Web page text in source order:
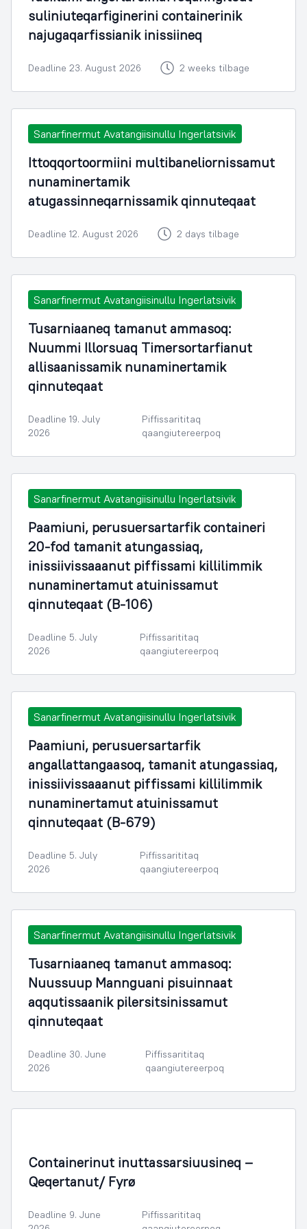
suliniuteqarfiginerini containerinik
najugaqarfissianik inissiineq
Deadline 23. August 2026 2 weeks tilbage
Sanarfinermut Avatangiisinullu Ingerlatsivik
Ittoqqortoormiini multibaneliornissamut
nunaminertamik
atugassinneqarnissamik qinnuteqaat
Deadline 12. August 2026 2 days tilbage
Sanarfinermut Avatangiisinullu Ingerlatsivik
Tusarniaaneq tamanut ammasoq:
Nuummi Illorsuaq Timersortarfianut
allisaanissamik nunaminertamik
qinnuteqaat
Deadline 19. July
2026
Piffissarititaq
qaangiutereerpoq
Sanarfinermut Avatangiisinullu Ingerlatsivik
Paamiuni, perusuersartarfik containeri
20-fod tamanit atungassiaq,
inissiivissaaanut piffissami killilimmik
nunaminertamut atuinissamut
qinnuteqaat (B-106)
Deadline 5. July
2026
Piffissarititaq
qaangiutereerpoq
Sanarfinermut Avatangiisinullu Ingerlatsivik
Paamiuni, perusuersartarfik
angallattangaasoq, tamanit atungassiaq,
inissiivissaaanut piffissami killilimmik
nunaminertamut atuinissamut
qinnuteqaat (B-679)
Deadline 5. July
2026
Piffissarititaq
qaangiutereerpoq
Sanarfinermut Avatangiisinullu Ingerlatsivik
Tusarniaaneq tamanut ammasoq:
Nuussuup Mannguani pisuinnaat
aqqutissaanik pilersitsinissamut
qinnuteqaat
Deadline 30. June
2026
Piffissarititaq
qaangiutereerpoq
Containerinut inuttassarsiuusineq –
Qeqertanut/ Fyrø
Deadline 9. June
Piffissarititaq